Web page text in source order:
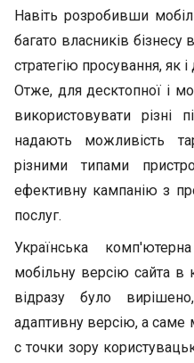
Навіть розробивши
багато власників
стратегію просування, як
Отже, для десктопної і
використовувати різні
надають можливість
різними типами
ефективну кампанію з
послуг.
Українська
мобільну версію сайта в
відразу було
адаптивну версію, а саме
с точки зору